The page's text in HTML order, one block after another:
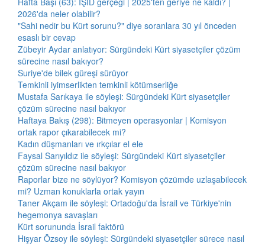
2026'da neler olabilir?
"Sahi nedir bu Kürt sorunu?" diye soranlara 30 yıl önceden
esaslı bir cevap
Zübeyir Aydar anlatıyor: Sürgündeki Kürt siyasetçiler çözüm
sürecine nasıl bakıyor?
Suriye'de bilek güreşi sürüyor
Temkinli iyimserlikten temkinli kötümserliğe
Mustafa Sarıkaya ile söyleşi: Sürgündeki Kürt siyasetçiler
çözüm sürecine nasıl bakıyor
Haftaya Bakış (298): Bitmeyen operasyonlar | Komisyon
ortak rapor çıkarabilecek mi?
Kadın düşmanları ve ırkçılar el ele
Faysal Sarıyıldız ile söyleşi: Sürgündeki Kürt siyasetçiler
çözüm sürecine nasıl bakıyor
Raporlar bize ne söylüyor? Komisyon çözümde uzlaşabilecek
mi? Uzman konuklarla ortak yayın
Taner Akçam ile söyleşi: Ortadoğu'da İsrail ve Türkiye'nin
hegemonya savaşları
Kürt sorununda İsrail faktörü
Hişyar Özsoy ile söyleşi: Sürgündeki siyasetçiler sürece nasıl